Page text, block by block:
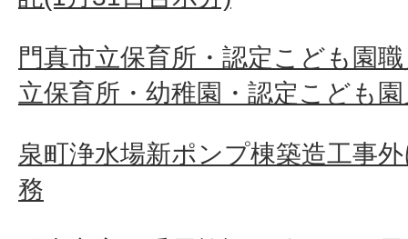
門真市立保育所・認定こども園
立保育所・幼稚園・認定こども
泉町浄水場新ポンプ棟築造工事
務